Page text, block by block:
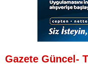
Gazete Güncel-